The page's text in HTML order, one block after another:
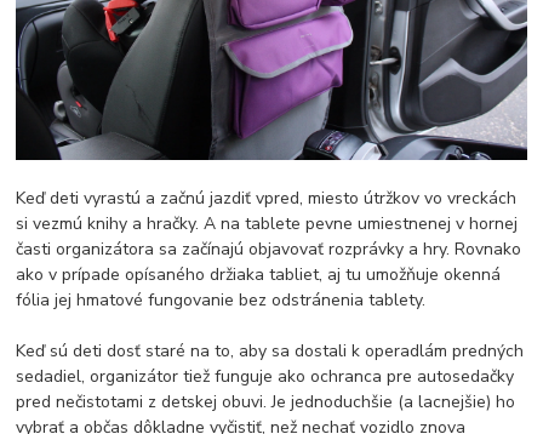
Keď deti vyrastú a začnú jazdiť vpred, miesto útržkov vo vreckách
si vezmú knihy a hračky. A na tablete pevne umiestnenej v hornej
časti organizátora sa začínajú objavovať rozprávky a hry. Rovnako
ako v prípade opísaného držiaka tabliet, aj tu umožňuje okenná
fólia jej hmatové fungovanie bez odstránenia tablety.
Keď sú deti dosť staré na to, aby sa dostali k operadlám predných
sedadiel, organizátor tiež funguje ako ochranca pre autosedačky
pred nečistotami z detskej obuvi. Je jednoduchšie (a lacnejšie) ho
vybrať a občas dôkladne vyčistiť, než nechať vozidlo znova